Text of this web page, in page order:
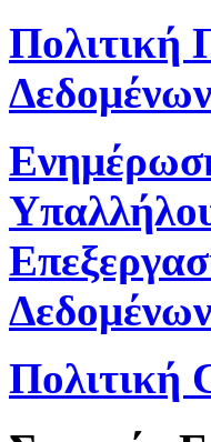
Πολιτική
Δεδομένων
Πολιτική